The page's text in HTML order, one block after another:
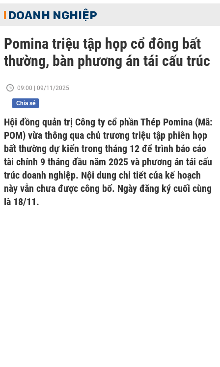
DOANH NGHIỆP
Pomina triệu tập họp cổ đông bất
thường, bàn phương án tái cấu trúc
09:00 | 09/11/2025
Chia sẻ
Hội đồng quản trị Công ty cổ phần Thép Pomina (Mã:
POM) vừa thông qua chủ trương triệu tập phiên họp
bất thường dự kiến trong tháng 12 để trình báo cáo
tài chính 9 tháng đầu năm 2025 và phương án tái cấu
trúc doanh nghiệp. Nội dung chi tiết của kế hoạch
này vẫn chưa được công bố. Ngày đăng ký cuối cùng
là 18/11.